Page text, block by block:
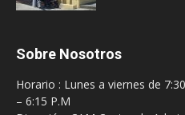
Sobre Nosotros
Horario : Lunes a viernes de
– 6:15 P.M